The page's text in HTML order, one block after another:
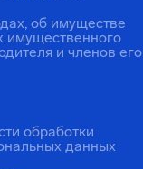
обработки
данных
об имуществе
имущественного
и членов его